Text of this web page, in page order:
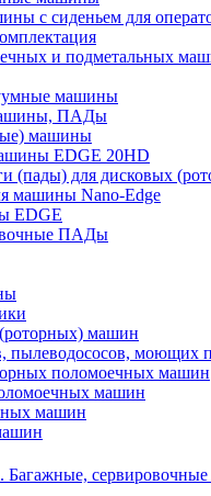
с сиденьем для
и подметальных
машины
ПАДы
машины
EDGE 20HD
(пады) для дисковых
машины Nano-Edge
EDGE
ПАДы
машин
пылеводососов, моющих
поломоечных машин
машин
машин